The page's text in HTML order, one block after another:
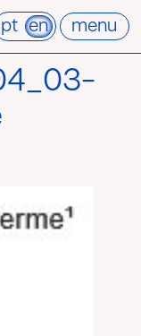
pt en menu